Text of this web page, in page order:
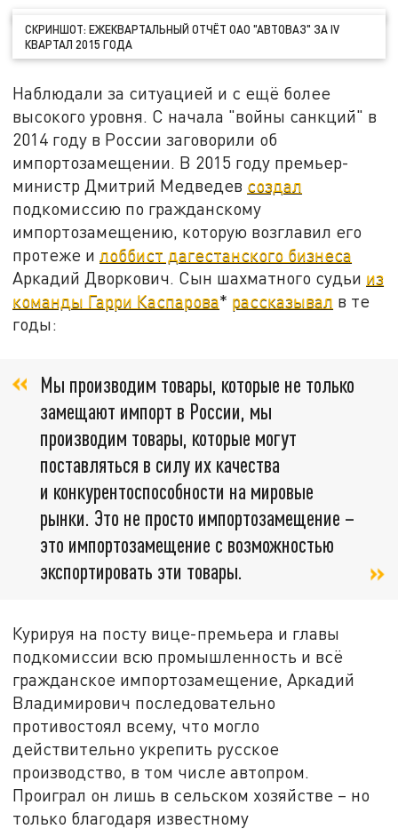
СКРИНШОТ: ЕЖЕКВАРТАЛЬНЫЙ ОТЧЁТ ОАО "АВТОВАЗ" ЗА IV
КВАРТАЛ 2015 ГОДА
Наблюдали за ситуацией и с ещё более
высокого уровня. С начала "войны санкций" в
2014 году в России заговорили об
импортозамещении. В 2015 году премьер-
министр Дмитрий Медведев создал
подкомиссию по гражданскому
импортозамещению, которую возглавил его
протеже илоббист дагестанского бизнеса
Аркадий Дворкович. Сын шахматного судьи из
команды Гарри Каспарова* рассказывал в те
годы:
Мы производим товары, которые не только
замещают импорт в России, мы
производим товары, которые могут
поставляться в силу их качества
и конкурентоспособности на мировые
рынки. Это не просто импортозамещение –
это импортозамещение с возможностью
экспортировать эти товары.
Курируя на посту вице-премьера и главы
подкомиссии всю промышленность и всё
гражданское импортозамещение, Аркадий
Владимирович последовательно
противостоял всему, что могло
действительно укрепить русское
производство, в том числе автопром.
Проиграл он лишь в сельском хозяйстве – но
только благодаря известному